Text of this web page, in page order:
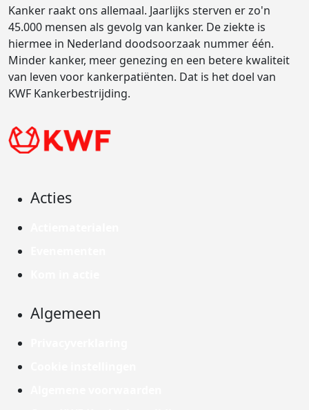
Kanker raakt ons allemaal. Jaarlijks sterven er zo'n
45.000 mensen als gevolg van kanker. De ziekte is
hiermee in Nederland doodsoorzaak nummer één.
Minder kanker, meer genezing en een betere kwaliteit
van leven voor kankerpatiënten. Dat is het doel van
KWF Kankerbestrijding.
Acties
Algemeen